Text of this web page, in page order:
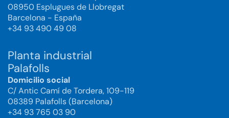
08950 Esplugues de Llobregat
Barcelona - España
+34 93 490 49 08
Planta industrial
Palafolls
Domicilio social
C/ Antic Camí de Tordera, 109-119
08389 Palafolls (Barcelona)
+34 93 765 03 90